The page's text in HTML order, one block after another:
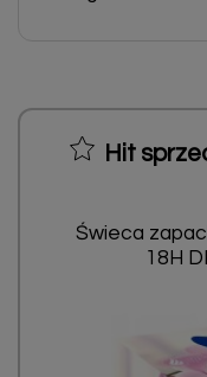
Hit
Świeca
18H